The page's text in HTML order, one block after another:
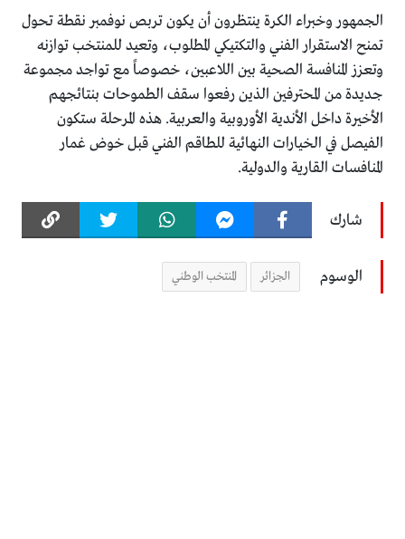
الجمهور وخبراء الكرة ينتظرون أن يكون تربص نوفمبر نقطة تحول
تمنح الاستقرار الفني والتكتيكي المطلوب، وتعيد للمنتخب توازنه
وتعزز المنافسة الصحية بين اللاعبين، خصوصاً مع تواجد مجموعة
جديدة من المحترفين الذين رفعوا سقف الطموحات بنتائجهم
الأخيرة داخل الأندية الأوروبية والعربية. هذه المرحلة ستكون
الفيصل في الخيارات النهائية للطاقم الفني قبل خوض غمار
المنافسات القارية والدولية.
شارك
الوسوم الجزائر المنتخب الوطني